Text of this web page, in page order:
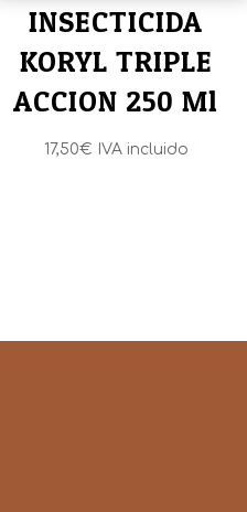
INSECTICIDA
KORYL TRIPLE
ACCION 250 Ml
17,50€ IVA incluido